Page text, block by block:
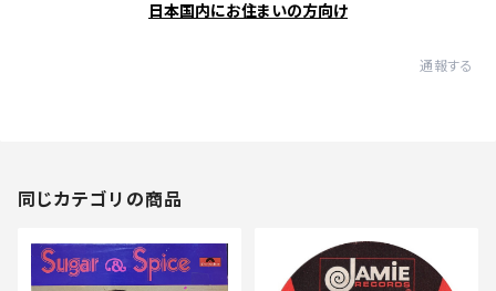
日本国内にお住まいの方向け
通報する
同じカテゴリの商品